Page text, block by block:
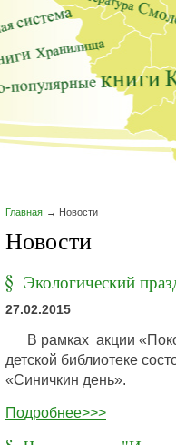
Главная Новости
Новости
Экологический
27.02.2015
В рамках акции
детской библиотеке
«Синичкин день».
Подробнее>>>